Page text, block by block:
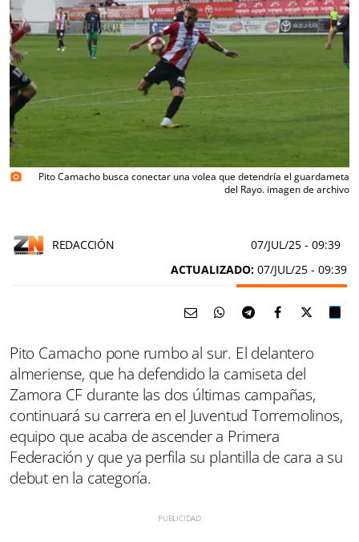
photo_camera
Pito Camacho busca conectar una volea que detendría el guardameta
del Rayo. imagen de archivo
REDACCIÓN 07/JUL/25 - 09:39
ACTUALIZADO: 07/JUL/25 - 09:39
Pito Camacho pone rumbo al sur. El delantero
almeriense, que ha defendido la camiseta del
Zamora CF durante las dos últimas campañas,
continuará su carrera en el Juventud Torremolinos,
equipo que acaba de ascender a Primera
Federación y que ya perfila su plantilla de cara a su
debut en la categoría.